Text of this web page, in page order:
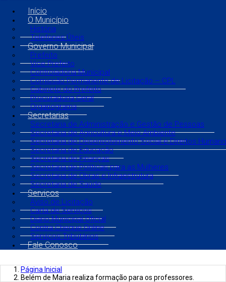
Início
O Município
História
Telefones Úteis
Governo Municipal
Prefeito
Vice Prefeito
Controladoria Municipal
Comissão Permanente de Licitação – CPL
Gabinete do Prefeito
Procuradoria Geral
Organograma
Secretarias
Secretaria de Administração e Gestão de Pessoas
Secretaria de Agricultura e Meio Ambiente
Secretaria de Desenvolvimento Social e Direitos
Secretaria de Educação
Secretaria de Finanças
Secretaria de Políticas para as Mulheres
Secretaria de Obras e Infraestrutura
Secretaria de Saúde
Serviços
Aviso de Licitação
Carta de Serviços
Diário Municipal Oficial
Contra Cheque Online
Serviços Tributários
Fale Conosco
Página Inicial
Belém de Maria realiza formação para os professores.